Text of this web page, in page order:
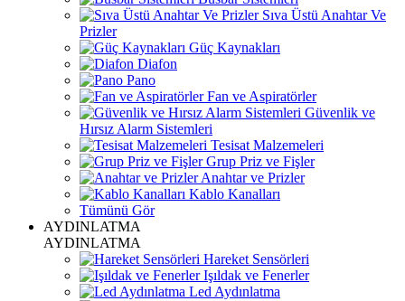
Sıva Üstü Anahtar Ve
Prizler
Güç Kaynakları
Diafon
Pano
Fan ve Aspiratörler
Güvenlik ve
Hırsız Alarm Sistemleri
Tesisat Malzemeleri
Grup Priz ve Fişler
Anahtar ve Prizler
Kablo Kanalları
Tümünü Gör
AYDINLATMA
AYDINLATMA
Hareket Sensörleri
Işıldak ve Fenerler
Led Aydınlatma